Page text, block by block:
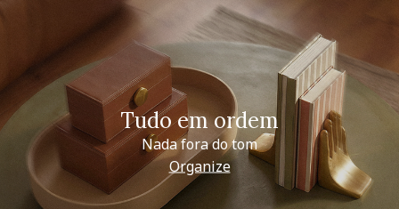
Tudo em ordem
Nada fora do tom
Organize